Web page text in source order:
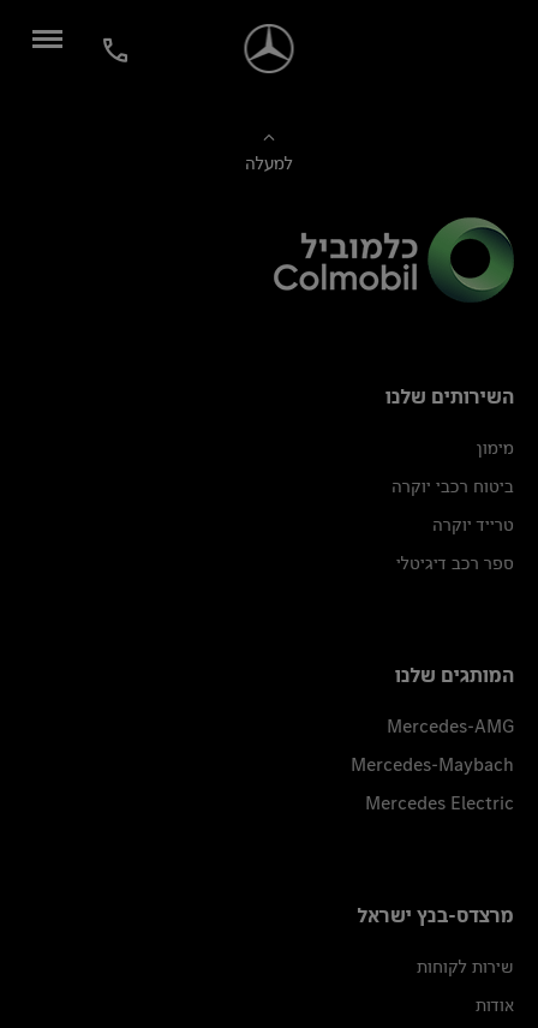
למעלה
השירותים שלנו
מימון
ביטוח רכבי יוקרה
טרייד יוקרה
ספר רכב דיגיטלי
המותגים שלנו
Mercedes-AMG
Mercedes-Maybach
Mercedes Electric
מרצדס-בנץ ישראל
שירות לקוחות
אודות